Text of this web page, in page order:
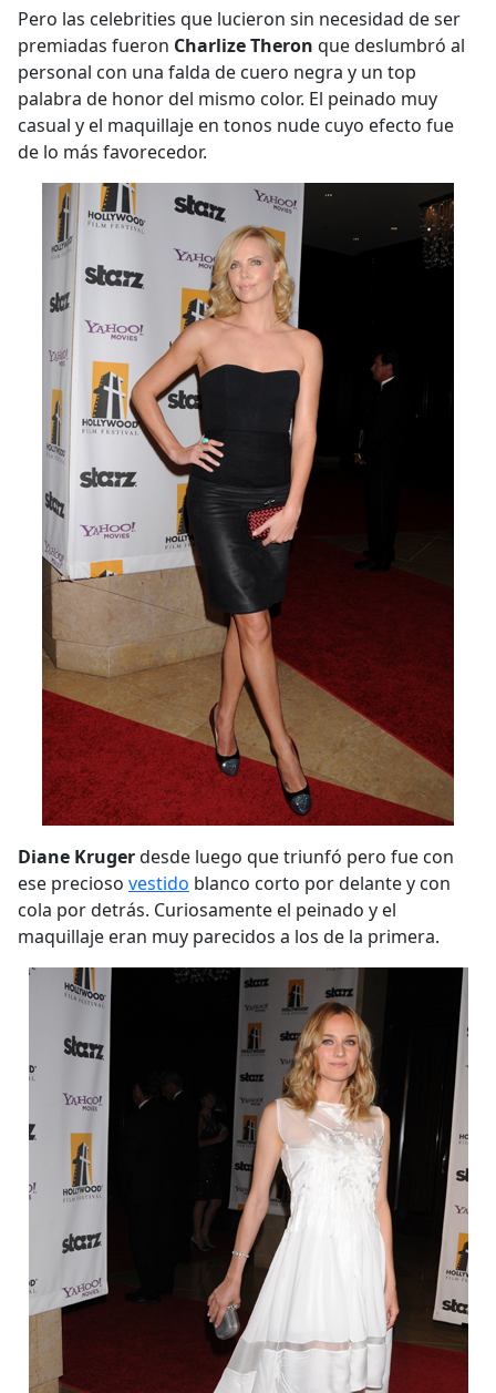
Pero las celebrities que lucieron sin necesidad de ser
premiadas fueron Charlize Theron que deslumbró al
personal con una falda de cuero negra y un top
palabra de honor del mismo color. El peinado muy
casual y el maquillaje en tonos nude cuyo efecto fue
de lo más favorecedor.
Diane Krugerdesde luego que triunfó pero fue con
ese precioso vestido blanco corto por delante y con
cola por detrás. Curiosamente el peinado y el
maquillaje eran muy parecidos a los de la primera.